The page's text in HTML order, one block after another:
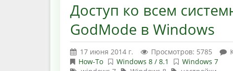
Доступ ко всем
GodMode в Windows
17 июня 2014 г. Просмотров: 5785
How-To
Windows 8 / 8.1
Windows 7